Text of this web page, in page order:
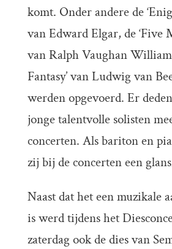
komt. Onder andere de
van Edward Elgar, de ‘Five
van Ralph Vaughan
Fantasy’ van Ludwig van
werden opgevoerd. Er
jonge talentvolle solisten
concerten. Als bariton en
zij bij de concerten een
Naast dat het een muzikale
is werd tijdens het
zaterdag ook de dies van